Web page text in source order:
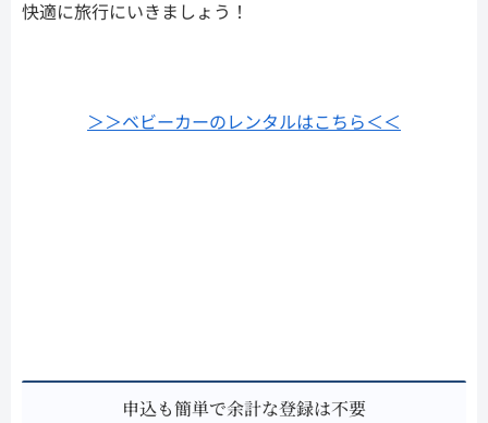
快適に旅行にいきましょう！
＞＞ベビーカーのレンタルはこちら＜＜
申込も簡単で余計な登録は不要